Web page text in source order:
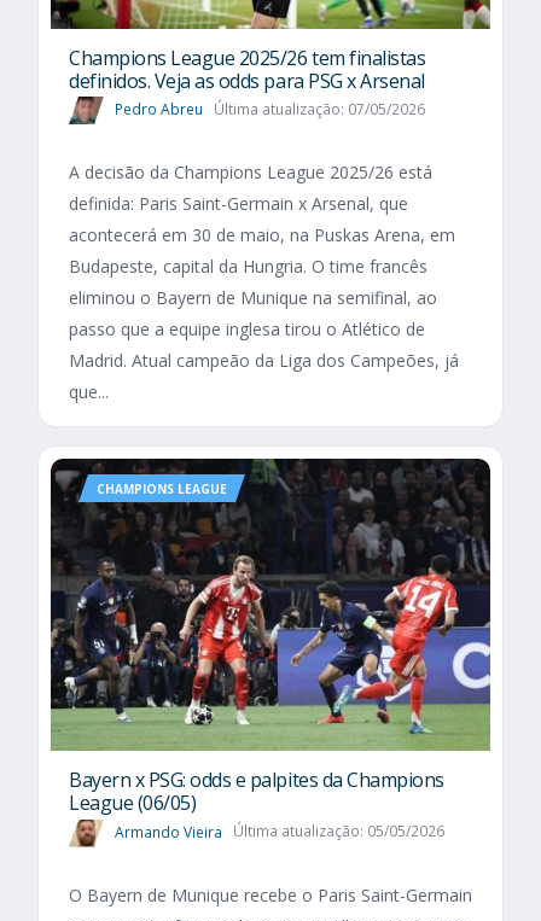
Champions League 2025/26 tem finalistas
definidos. Veja as odds para PSG x Arsenal
Pedro Abreu Última atualização: 07/05/2026
A decisão da Champions League 2025/26 está
definida: Paris Saint-Germain x Arsenal, que
acontecerá em 30 de maio, na Puskas Arena, em
Budapeste, capital da Hungria. O time francês
eliminou o Bayern de Munique na semifinal, ao
passo que a equipe inglesa tirou o Atlético de
Madrid. Atual campeão da Liga dos Campeões, já
que...
CHAMPIONS LEAGUE
Bayern x PSG: odds e palpites da Champions
League (06/05)
Armando Vieira Última atualização: 05/05/2026
O Bayern de Munique recebe o Paris Saint-Germain